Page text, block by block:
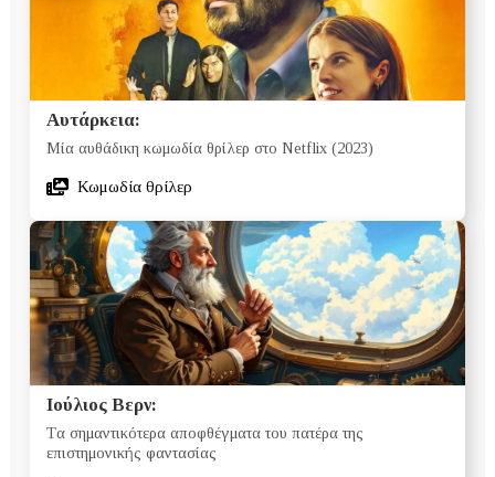
Αυτάρκεια:
Μία αυθάδικη κωμωδία θρίλερ στο Netflix (2023)
Κωμωδία θρίλερ
Ιούλιος Βερν:
Tα σημαντικότερα αποφθέγματα του πατέρα της
επιστημονικής φαντασίας